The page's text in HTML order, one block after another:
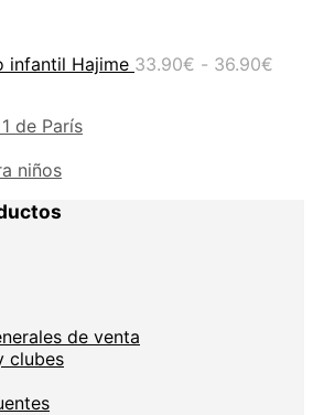
infantil Hajime 33.90€ - 36.90€
de París
niños
de venta
clubes